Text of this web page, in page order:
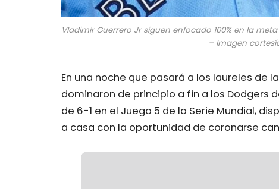
Vladimir Guerrero Jr siguen enfocado 100% en la
– Imagen
En una noche que pasará a los laureles de
dominaron de principio a fin a los Dodgers
de 6-1 en el Juego 5 de la Serie Mundial,
a casa con la oportunidad de coronarse